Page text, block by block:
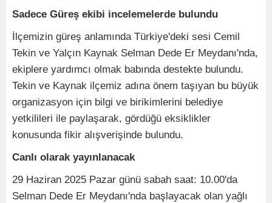
Sadece Güreş ekibi incelemelerde bulundu
İlçemizin güreş anlamında Türkiye'deki sesi Cemil
Tekin ve Yalçın Kaynak Selman Dede Er Meydanı'nda,
ekiplere yardımcı olmak babında destekte bulundu.
Tekin ve Kaynak ilçemiz adına önem taşıyan bu büyük
organizasyon için bilgi ve birikimlerini belediye
yetkilileri ile paylaşarak, gördüğü eksiklikler
konusunda fikir alışverişinde bulundu.
Canlı olarak yayınlanacak
29 Haziran 2025 Pazar günü sabah saat: 10.00'da
Selman Dede Er Meydanı'nda başlayacak olan yağlı